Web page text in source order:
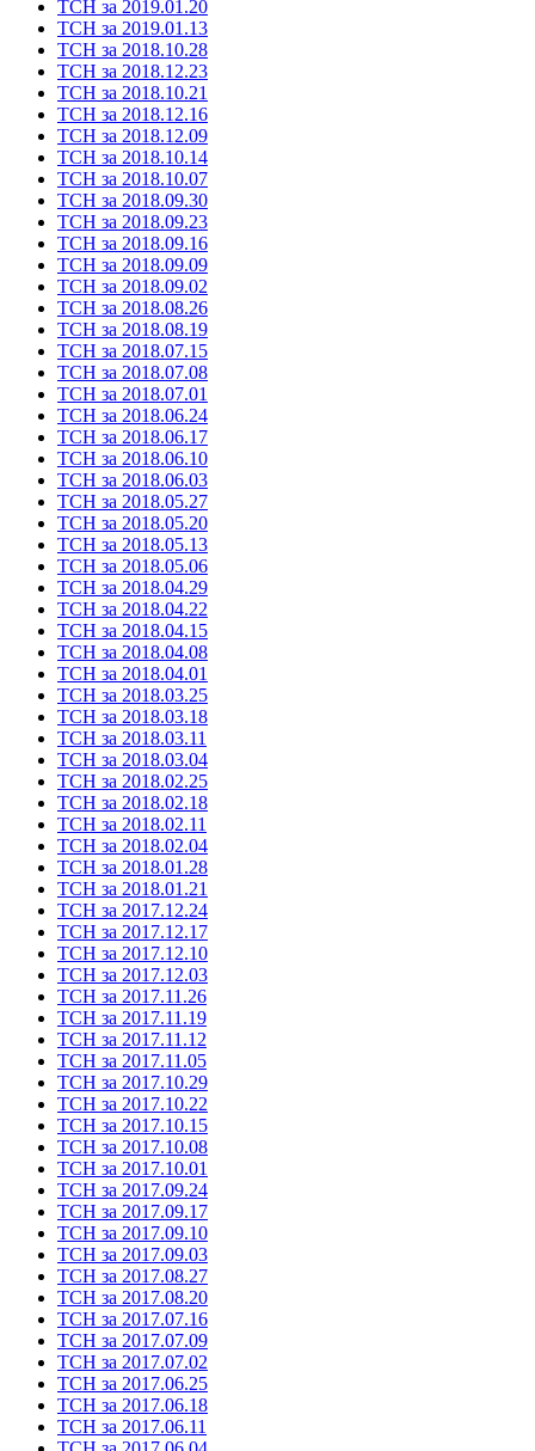
ТСН за 2019.01.20
ТСН за 2019.01.13
ТСН за 2018.10.28
ТСН за 2018.12.23
ТСН за 2018.10.21
ТСН за 2018.12.16
ТСН за 2018.12.09
ТСН за 2018.10.14
ТСН за 2018.10.07
ТСН за 2018.09.30
ТСН за 2018.09.23
ТСН за 2018.09.16
ТСН за 2018.09.09
ТСН за 2018.09.02
ТСН за 2018.08.26
ТСН за 2018.08.19
ТСН за 2018.07.15
ТСН за 2018.07.08
ТСН за 2018.07.01
ТСН за 2018.06.24
ТСН за 2018.06.17
ТСН за 2018.06.10
ТСН за 2018.06.03
ТСН за 2018.05.27
ТСН за 2018.05.20
ТСН за 2018.05.13
ТСН за 2018.05.06
ТСН за 2018.04.29
ТСН за 2018.04.22
ТСН за 2018.04.15
ТСН за 2018.04.08
ТСН за 2018.04.01
ТСН за 2018.03.25
ТСН за 2018.03.18
ТСН за 2018.03.11
ТСН за 2018.03.04
ТСН за 2018.02.25
ТСН за 2018.02.18
ТСН за 2018.02.11
ТСН за 2018.02.04
ТСН за 2018.01.28
ТСН за 2018.01.21
ТСН за 2017.12.24
ТСН за 2017.12.17
ТСН за 2017.12.10
ТСН за 2017.12.03
ТСН за 2017.11.26
ТСН за 2017.11.19
ТСН за 2017.11.12
ТСН за 2017.11.05
ТСН за 2017.10.29
ТСН за 2017.10.22
ТСН за 2017.10.15
ТСН за 2017.10.08
ТСН за 2017.10.01
ТСН за 2017.09.24
ТСН за 2017.09.17
ТСН за 2017.09.10
ТСН за 2017.09.03
ТСН за 2017.08.27
ТСН за 2017.08.20
ТСН за 2017.07.16
ТСН за 2017.07.09
ТСН за 2017.07.02
ТСН за 2017.06.25
ТСН за 2017.06.18
ТСН за 2017.06.11